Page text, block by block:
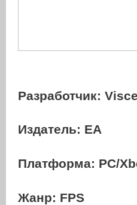
Разработчик:
Издатель: EA
Платформа: PC/
Жанр: FPS